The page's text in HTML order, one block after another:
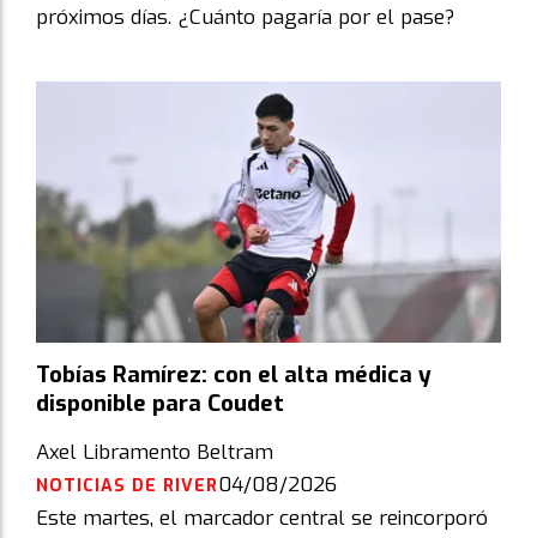
próximos días. ¿Cuánto pagaría por el pase?
Tobías Ramírez: con el alta médica y
disponible para Coudet
Axel Libramento Beltram
NOTICIAS DE RIVER04/08/2026
Este martes, el marcador central se reincorporó